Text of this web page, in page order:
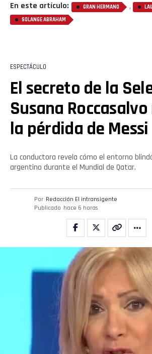
En este artículo: GRAN HERMANO ,
SOLANGE ABRAHAM
ESPECTÁCULO
El secreto de la
Susana
la pérdida de Messi
La conductora revela cómo el entorno
argentino durante el Mundial de Qatar.
Por Redacción El intransigente
Publicado hace 6 horas